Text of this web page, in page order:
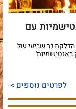
עם
נר שביעי של
לפרטים נוספים >